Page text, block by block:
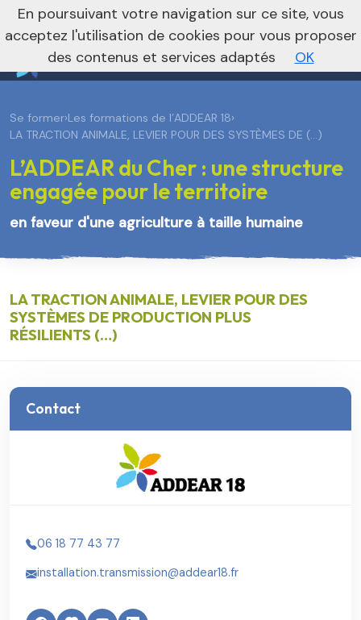
Vers le site régional Vers le site national
Se former›Les formations de l’ADDEAR 18›
LA TRACTION ANIMALE, LEVIER POUR DES SYSTÈMES DE (…)
L’ADDEAR du Cher : une structure
engagée pour le territoire
en faveur d'une agriculture à taille humaine
LA TRACTION ANIMALE, LEVIER POUR DES
SYSTÈMES DE PRODUCTION PLUS
RÉSILIENTS (…)
Contact
06 18 77 43 77
installation.transmission@addear18.fr
En poursuivant votre navigation sur ce site, vous
acceptez l'utilisation de cookies pour vous proposer
des contenus et services adaptés
OK